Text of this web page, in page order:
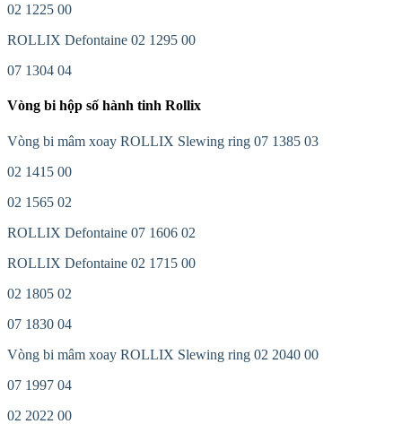
02 1225 00
ROLLIX Defontaine 02 1295 00
07 1304 04
Vòng bi hộp số hành tinh Rollix
Vòng bi mâm xoay ROLLIX Slewing ring 07 1385 03
02 1415 00
02 1565 02
ROLLIX Defontaine 07 1606 02
ROLLIX Defontaine 02 1715 00
02 1805 02
07 1830 04
Vòng bi mâm xoay ROLLIX Slewing ring 02 2040 00
07 1997 04
02 2022 00